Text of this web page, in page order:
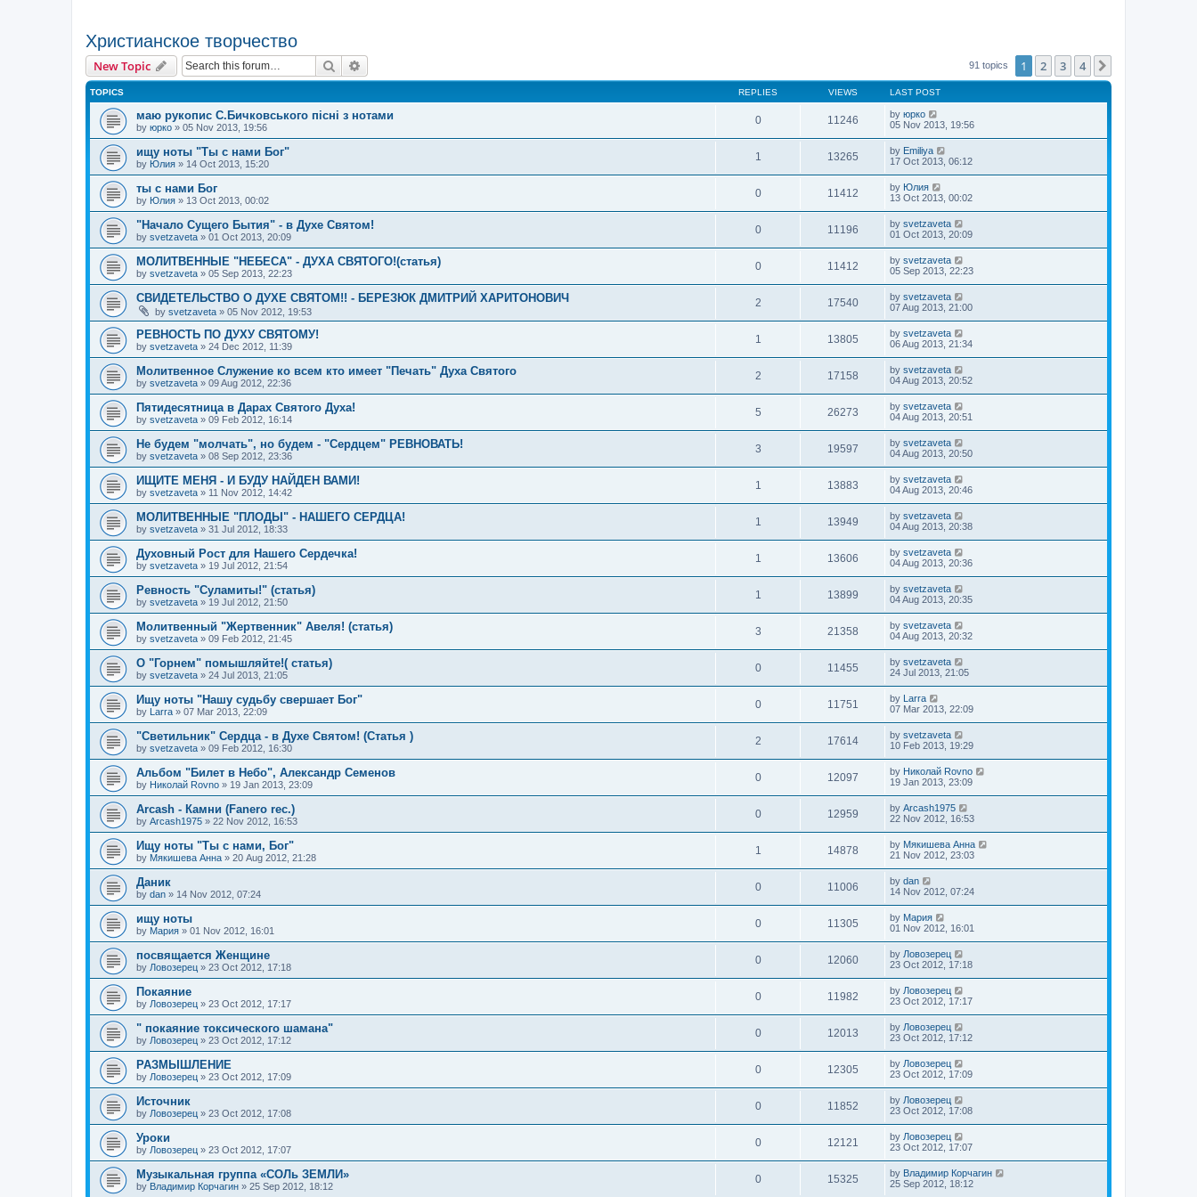
Христианское творчество
New Topic Search 91 topics 1 2 3 4
TOPICS REPLIES VIEWS LAST POST
маю рукопис С.Бичковського пісні з нотами
by юрко » 05 Nov 2013, 19:56
0 11246 by юрко
05 Nov 2013, 19:56
ищу ноты "Ты с нами Бог"
by Юлия » 14 Oct 2013, 15:20
1 13265 by Emiliya
17 Oct 2013, 06:12
ты с нами Бог
by Юлия » 13 Oct 2013, 00:02
0 11412 by Юлия
13 Oct 2013, 00:02
"Начало Сущего Бытия" - в Духе Святом!
by svetzaveta » 01 Oct 2013, 20:09
0 11196 by svetzaveta
01 Oct 2013, 20:09
МОЛИТВЕННЫЕ "НЕБЕСА" - ДУХА СВЯТОГО!(статья)
by svetzaveta » 05 Sep 2013, 22:23
0 11412 by svetzaveta
05 Sep 2013, 22:23
СВИДЕТЕЛЬСТВО О ДУХЕ СВЯТОМ!! - БЕРЕЗЮК ДМИТРИЙ ХАРИТОНОВИЧ
by svetzaveta » 05 Nov 2012, 19:53
2 17540 by svetzaveta
07 Aug 2013, 21:00
РЕВНОСТЬ ПО ДУХУ СВЯТОМУ!
by svetzaveta » 24 Dec 2012, 11:39
1 13805 by svetzaveta
06 Aug 2013, 21:34
Молитвенное Служение ко всем кто имеет "Печать" Духа Святого
by svetzaveta » 09 Aug 2012, 22:36
2 17158 by svetzaveta
04 Aug 2013, 20:52
Пятидесятница в Дарах Святого Духа!
by svetzaveta » 09 Feb 2012, 16:14
5 26273 by svetzaveta
04 Aug 2013, 20:51
Не будем "молчать", но будем - "Сердцем" РЕВНОВАТЬ!
by svetzaveta » 08 Sep 2012, 23:36
3 19597 by svetzaveta
04 Aug 2013, 20:50
ИЩИТЕ МЕНЯ - И БУДУ НАЙДЕН ВАМИ!
by svetzaveta » 11 Nov 2012, 14:42
1 13883 by svetzaveta
04 Aug 2013, 20:46
МОЛИТВЕННЫЕ "ПЛОДЫ" - НАШЕГО СЕРДЦА!
by svetzaveta » 31 Jul 2012, 18:33
1 13949 by svetzaveta
04 Aug 2013, 20:38
Духовный Рост для Нашего Сердечка!
by svetzaveta » 19 Jul 2012, 21:54
1 13606 by svetzaveta
04 Aug 2013, 20:36
Ревность "Суламиты!" (статья)
by svetzaveta » 19 Jul 2012, 21:50
1 13899 by svetzaveta
04 Aug 2013, 20:35
Молитвенный "Жертвенник" Авеля! (статья)
by svetzaveta » 09 Feb 2012, 21:45
3 21358 by svetzaveta
04 Aug 2013, 20:32
О "Горнем" помышляйте!( статья)
by svetzaveta » 24 Jul 2013, 21:05
0 11455 by svetzaveta
24 Jul 2013, 21:05
Ищу ноты "Нашу судьбу свершает Бог"
by Larra » 07 Mar 2013, 22:09
0 11751 by Larra
07 Mar 2013, 22:09
"Светильник" Сердца - в Духе Святом! (Статья )
by svetzaveta » 09 Feb 2012, 16:30
2 17614 by svetzaveta
10 Feb 2013, 19:29
Альбом "Билет в Небо", Александр Семенов
by Николай Rovno » 19 Jan 2013, 23:09
0 12097 by Николай Rovno
19 Jan 2013, 23:09
Arcash - Камни (Fanero rec.)
by Arcash1975 » 22 Nov 2012, 16:53
0 12959 by Arcash1975
22 Nov 2012, 16:53
Ищу ноты "Ты с нами, Бог"
by Мякишева Анна » 20 Aug 2012, 21:28
1 14878 by Мякишева Анна
21 Nov 2012, 23:03
Даник
by dan » 14 Nov 2012, 07:24
0 11006 by dan
14 Nov 2012, 07:24
ищу ноты
by Мария » 01 Nov 2012, 16:01
0 11305 by Мария
01 Nov 2012, 16:01
посвящается Женщине
by Ловозерец » 23 Oct 2012, 17:18
0 12060 by Ловозерец
23 Oct 2012, 17:18
Покаяние
by Ловозерец » 23 Oct 2012, 17:17
0 11982 by Ловозерец
23 Oct 2012, 17:17
" покаяние токсического шамана"
by Ловозерец » 23 Oct 2012, 17:12
0 12013 by Ловозерец
23 Oct 2012, 17:12
РАЗМЫШЛЕНИЕ
by Ловозерец » 23 Oct 2012, 17:09
0 12305 by Ловозерец
23 Oct 2012, 17:09
Источник
by Ловозерец » 23 Oct 2012, 17:08
0 11852 by Ловозерец
23 Oct 2012, 17:08
Уроки
by Ловозерец » 23 Oct 2012, 17:07
0 12121 by Ловозерец
23 Oct 2012, 17:07
Музыкальная группа «СОЛь ЗЕМЛИ»
by Владимир Корчагин » 25 Sep 2012, 18:12
0 15325 by Владимир Корчагин
25 Sep 2012, 18:12